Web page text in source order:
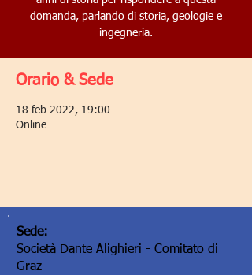
domanda, parlando di storia, geologie e
ingegneria.
Orario & Sede
18 feb 2022, 19:00
Online
Sede:
Società Dante Alighieri - Comitato di
Graz